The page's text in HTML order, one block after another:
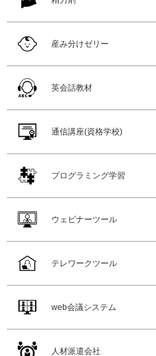
産み分けゼリー
英会話教材
通信講座(資格学校)
プログラミング学習
ウェビナーツール
テレワークツール
web会議システム
人材派遣会社